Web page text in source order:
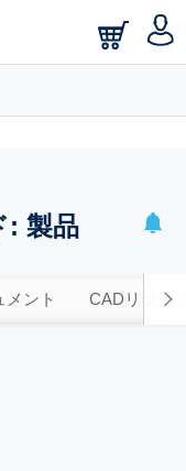
: 製品
メント CADリソー